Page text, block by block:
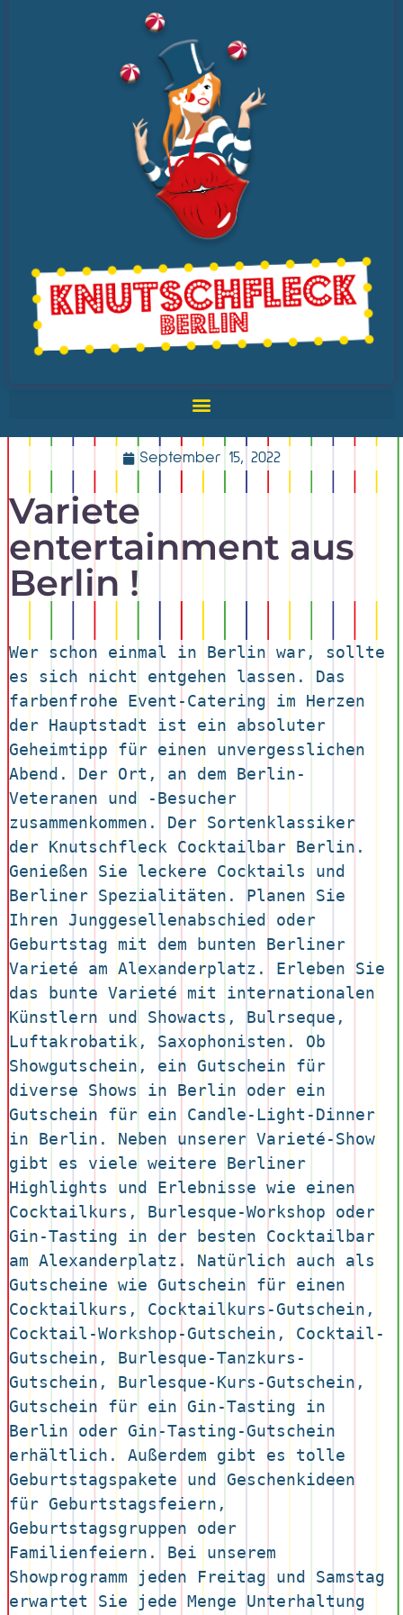
September 15, 2022
Variete
entertainment aus
Berlin !
Wer schon einmal in Berlin war, sollte
es sich nicht entgehen lassen. Das
farbenfrohe Event-Catering im Herzen
der Hauptstadt ist ein absoluter
Geheimtipp für einen unvergesslichen
Abend. Der Ort, an dem Berlin-
Veteranen und -Besucher
zusammenkommen. Der Sortenklassiker
der Knutschfleck Cocktailbar Berlin.
Genießen Sie leckere Cocktails und
Berliner Spezialitäten. Planen Sie
Ihren Junggesellenabschied oder
Geburtstag mit dem bunten Berliner
Varieté am Alexanderplatz. Erleben Sie
das bunte Varieté mit internationalen
Künstlern und Showacts, Bulrseque,
Luftakrobatik, Saxophonisten. Ob
Showgutschein, ein Gutschein für
diverse Shows in Berlin oder ein
Gutschein für ein Candle-Light-Dinner
in Berlin. Neben unserer Varieté-Show
gibt es viele weitere Berliner
Highlights und Erlebnisse wie einen
Cocktailkurs, Burlesque-Workshop oder
Gin-Tasting in der besten Cocktailbar
am Alexanderplatz. Natürlich auch als
Gutscheine wie Gutschein für einen
Cocktailkurs, Cocktailkurs-Gutschein,
Cocktail-Workshop-Gutschein, Cocktail-
Gutschein, Burlesque-Tanzkurs-
Gutschein, Burlesque-Kurs-Gutschein,
Gutschein für ein Gin-Tasting in
Berlin oder Gin-Tasting-Gutschein
erhältlich. Außerdem gibt es tolle
Geburtstagspakete und Geschenkideen
für Geburtstagsfeiern,
Geburtstagsgruppen oder
Familienfeiern. Bei unserem
Showprogramm jeden Freitag und Samstag
erwartet Sie jede Menge Unterhaltung